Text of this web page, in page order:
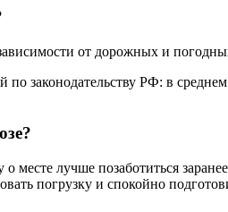
от дорожных и
законодательству РФ: в
месте лучше позаботиться
погрузку и спокойно